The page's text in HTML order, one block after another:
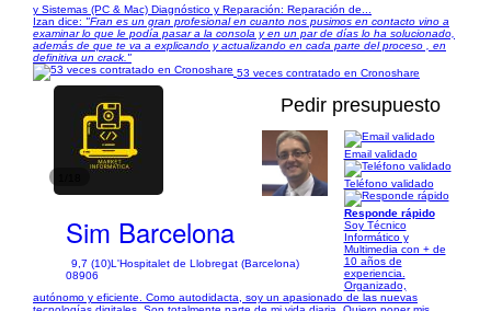
y Sistemas (PC & Mac) Diagnóstico y Reparación: Reparación de...
Izan dice: "Fran es un gran profesional en cuanto nos pusimos en contacto vino a
examinar lo que le podía pasar a la consola y en un par de días lo ha solucionado,
además de que te va a explicando y actualizando en cada parte del proceso , en
definitiva un crack."
53 veces contratado en Cronoshare
Pedir presupuesto
Sim Barcelona
9,7 (10)L'Hospitalet de Llobregat (Barcelona)
08906
Email validado
Teléfono validado
Responde rápido
Soy Técnico
Informático y
Multimedia con + de
10 años de
experiencia.
Organizado,
autónomo y eficiente. Como autodidacta, soy un apasionado de las nuevas